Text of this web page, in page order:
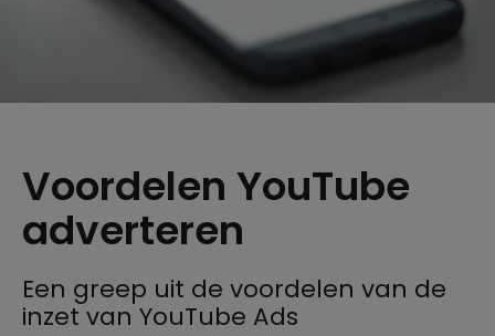
Voordelen YouTube
adverteren
Een greep uit de voordelen van de
inzet van YouTube Ads